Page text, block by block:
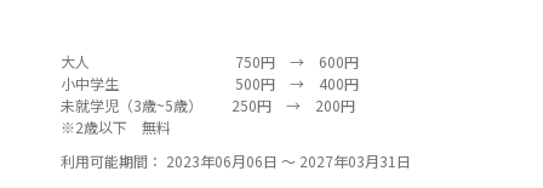
大人 750円 → 600円
小中学生 500円 → 400円
未就学児（3歳~5歳） 250円 → 200円
※2歳以下 無料
利用可能期間： 2023年06月06日 ～ 2027年03月31日